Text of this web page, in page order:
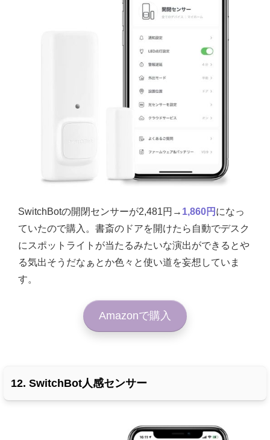
SwitchBotの開閉センサーが2,481円→ 1,860円 になっ
ていたので購入。書斎のドアを開けたら自動でデスク
にスポットライトが当たるみたいな演出ができるとや
る気出そうだなぁとか色々と使い道を妄想していま
す。
Amazonで購入
12. SwitchBot人感センサー